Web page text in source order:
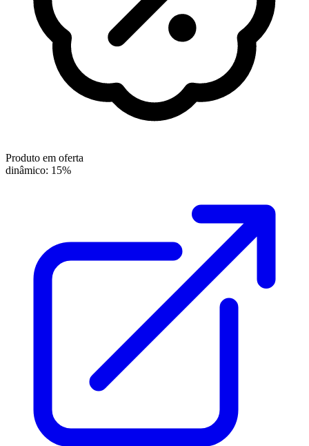
Produto em oferta
dinâmico: 15%